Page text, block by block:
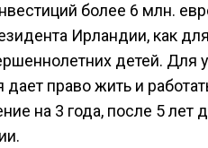
более 6 млн.
Ирландии, как
детей. Для
право жить и
на 3 года, после 5 лет